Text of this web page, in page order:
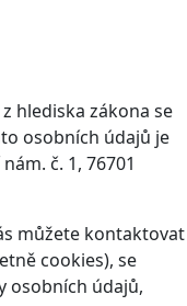
hlediska zákona se
osobních údajů je
č. 1, 76701
můžete kontaktovat
cookies), se
osobních údajů,